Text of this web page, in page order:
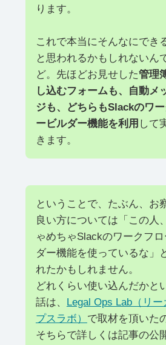
ります。
これで本当にそんなにでき
と思われるかもしれないん
ど。先ほどお見せした管理
し込むフォームも、自動メ
ジも、どちらもSlackのワ
ービルダー機能を利用 して
きます。
ということで、たぶん、お
良い方については「この人
ゃめちゃSlackのワークフ
ダー機能を使っているな」
れたかもしれません。
どれくらい使い込んだかと
話は、
Legal Ops Lab（リー
プスラボ） で取材を頂いた
そちらで詳しくは記事の公